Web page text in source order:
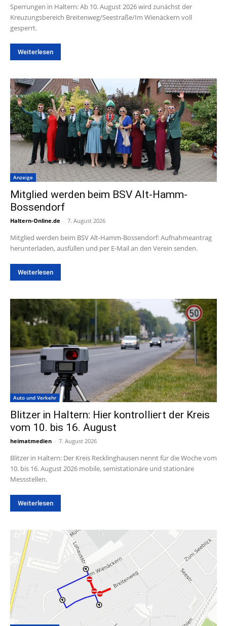
Sperrungen in Haltern: Ab 10. August 2026 wird zunächst der
Kreuzungsbereich Breitenweg/Seestraße/Im Wienäckern voll
gesperrt.
Weiterlesen
Anzeige
Mitglied werden beim BSV Alt-Hamm-
Bossendorf
Haltern-Online.de - 7. August 2026
Mitglied werden beim BSV Alt-Hamm-Bossendorf: Aufnahmeantrag
herunterladen, ausfüllen und per E-Mail an den Verein senden.
Weiterlesen
Auto und Verkehr
Blitzer in Haltern: Hier kontrolliert der Kreis
vom 10. bis 16. August
heimatmedien - 7. August 2026
Blitzer in Haltern: Der Kreis Recklinghausen nennt für die Woche vom
10. bis 16. August 2026 mobile, semistationäre und stationäre
Messstellen.
Weiterlesen